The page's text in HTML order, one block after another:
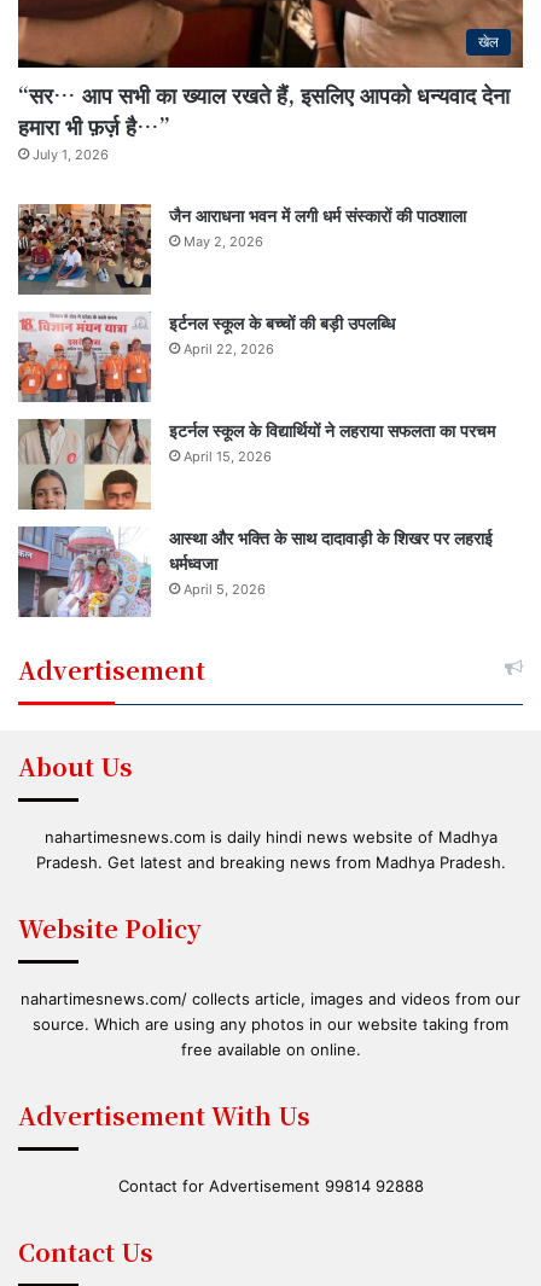
खेल
“सर… आप सभी का ख्याल रखते हैं, इसलिए आपको धन्यवाद देना
हमारा भी फ़र्ज़ है…”
July 1, 2026
जैन आराधना भवन में लगी धर्म संस्कारों की पाठशाला
May 2, 2026
इर्टनल स्कूल के बच्चों की बड़ी उपलब्धि
April 22, 2026
इटर्नल स्कूल के विद्यार्थियों ने लहराया सफलता का परचम
April 15, 2026
आस्था और भक्ति के साथ दादावाड़ी के शिखर पर लहराई
धर्मध्वजा
April 5, 2026
Advertisement
About Us
nahartimesnews.com is daily hindi news website of Madhya
Pradesh. Get latest and breaking news from Madhya Pradesh.
Website Policy
nahartimesnews.com/ collects article, images and videos from our
source. Which are using any photos in our website taking from
free available on online.
Advertisement With Us
Contact for Advertisement 99814 92888
Contact Us